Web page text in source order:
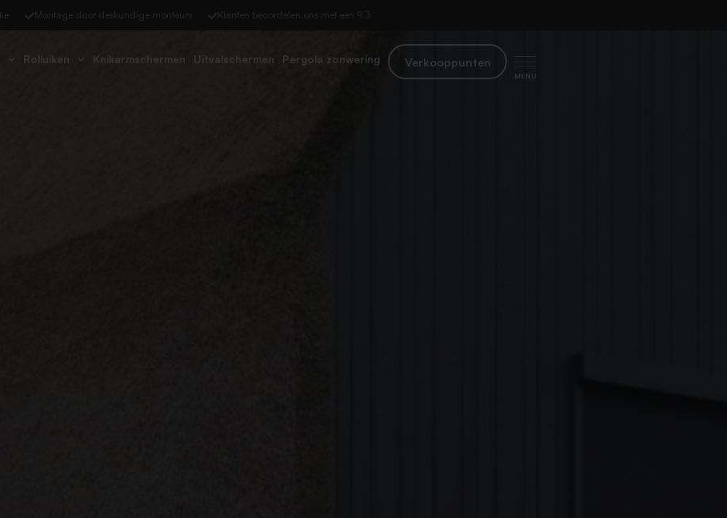
Rolluiken Knikarmschermen Uitvalschermen Pergola zonwering Verkooppunten